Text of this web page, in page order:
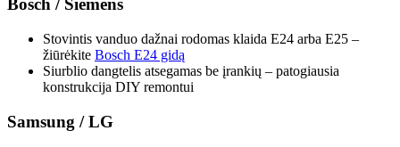
Bosch / Siemens
Stovintis vanduo dažnai rodomas klaida E24 arba E25 –
žiūrėkite Bosch E24 gidą
Siurblio dangtelis atsegamas be įrankių – patogiausia
konstrukcija DIY remontui
Samsung / LG